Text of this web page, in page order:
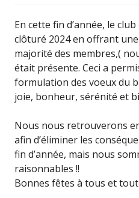
En cette fin d’année, le
clôturé 2024 en offrant
majorité des membres,(
était présente. Ceci a
formulation des voeux du
joie, bonheur, sérénité et
Nous nous retrouverons
afin d’éliminer les
fin d’année, mais nous
raisonnables !!
Bonnes fêtes à tous et